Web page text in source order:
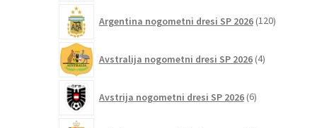
Argentina nogometni dresi SP 2026 120izdelkov
Avstralija nogometni dresi SP 2026 4izdelki
Avstrija nogometni dresi SP 2026 6izdelkov